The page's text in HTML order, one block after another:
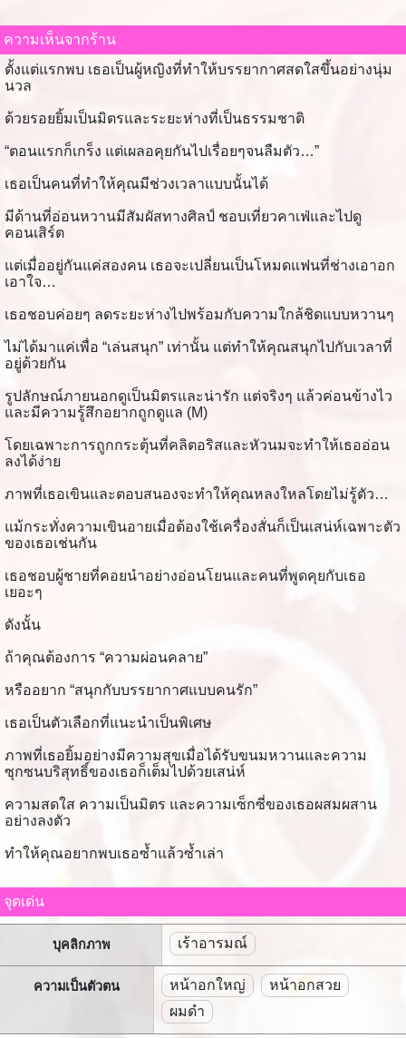
ความเห็นจากร้าน
ตั้งแต่แรกพบ เธอเป็นผู้หญิงที่ทำให้บรรยากาศสดใสขึ้นอย่างนุ่ม
นวล
ด้วยรอยยิ้มเป็นมิตรและระยะห่างที่เป็นธรรมชาติ
“ตอนแรกก็เกร็ง แต่เผลอคุยกันไปเรื่อยๆจนลืมตัว…”
เธอเป็นคนที่ทำให้คุณมีช่วงเวลาแบบนั้นได้
มีด้านที่อ่อนหวานมีสัมผัสทางศิลป์ ชอบเที่ยวคาเฟ่และไปดู
คอนเสิร์ต
แต่เมื่ออยู่กันแค่สองคน เธอจะเปลี่ยนเป็นโหมดแฟนที่ช่างเอาอก
เอาใจ…
เธอชอบค่อยๆ ลดระยะห่างไปพร้อมกับความใกล้ชิดแบบหวานๆ
ไม่ได้มาแค่เพื่อ “เล่นสนุก” เท่านั้น แต่ทำให้คุณสนุกไปกับเวลาที่
อยู่ด้วยกัน
รูปลักษณ์ภายนอกดูเป็นมิตรและน่ารัก แต่จริงๆ แล้วค่อนข้างไว
และมีความรู้สึกอยากถูกดูแล (M)
โดยเฉพาะการถูกกระตุ้นที่คลิตอริสและหัวนมจะทำให้เธออ่อน
ลงได้ง่าย
ภาพที่เธอเขินและตอบสนองจะทำให้คุณหลงใหลโดยไม่รู้ตัว…
แม้กระทั่งความเขินอายเมื่อต้องใช้เครื่องสั่นก็เป็นเสน่ห์เฉพาะตัว
ของเธอเช่นกัน
เธอชอบผู้ชายที่คอยนำอย่างอ่อนโยนและคนที่พูดคุยกับเธอ
เยอะๆ
ดังนั้น
ถ้าคุณต้องการ “ความผ่อนคลาย”
หรืออยาก “สนุกกับบรรยากาศแบบคนรัก”
เธอเป็นตัวเลือกที่แนะนำเป็นพิเศษ
ภาพที่เธอยิ้มอย่างมีความสุขเมื่อได้รับขนมหวานและความ
ซุกซนบริสุทธิ์ของเธอก็เต็มไปด้วยเสน่ห์
ความสดใส ความเป็นมิตร และความเซ็กซี่ของเธอผสมผสาน
อย่างลงตัว
ทำให้คุณอยากพบเธอซ้ำแล้วซ้ำเล่า
จุดเด่น
บุคลิกภาพ เร้าอารมณ์
ความเป็นตัวตน หน้าอกใหญ่
หน้าอกสวย
ผมดำ